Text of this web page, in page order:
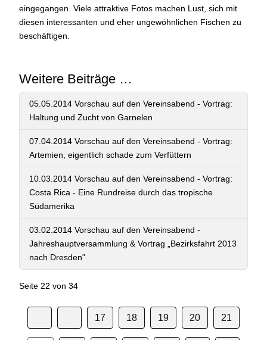
eingegangen. Viele attraktive Fotos machen Lust, sich mit
diesen interessanten und eher ungewöhnlichen Fischen zu
beschäftigen.
Weitere Beiträge …
05.05.2014 Vorschau auf den Vereinsabend - Vortrag:
Haltung und Zucht von Garnelen
07.04.2014 Vorschau auf den Vereinsabend - Vortrag:
Artemien, eigentlich schade zum Verfüttern
10.03.2014 Vorschau auf den Vereinsabend - Vortrag:
Costa Rica - Eine Rundreise durch das tropische
Südamerika
03.02.2014 Vorschau auf den Vereinsabend -
Jahreshauptversammlung & Vortrag „Bezirksfahrt 2013
nach Dresden"
Seite 22 von 34
17 18 19 20 21